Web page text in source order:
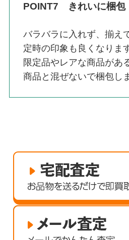
POINT7 きれいに梱包
バラバラに入れず、揃え
定時の印象も良くなりま
限定品やレアな商品があ
商品と混ぜないで梱包し